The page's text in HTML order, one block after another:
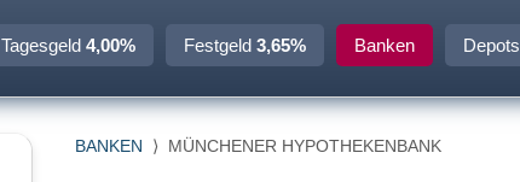
Tagesgeld 4,00% Festgeld 3,65% Banken Depots
BANKEN ⟩ MÜNCHENER HYPOTHEKENBANK